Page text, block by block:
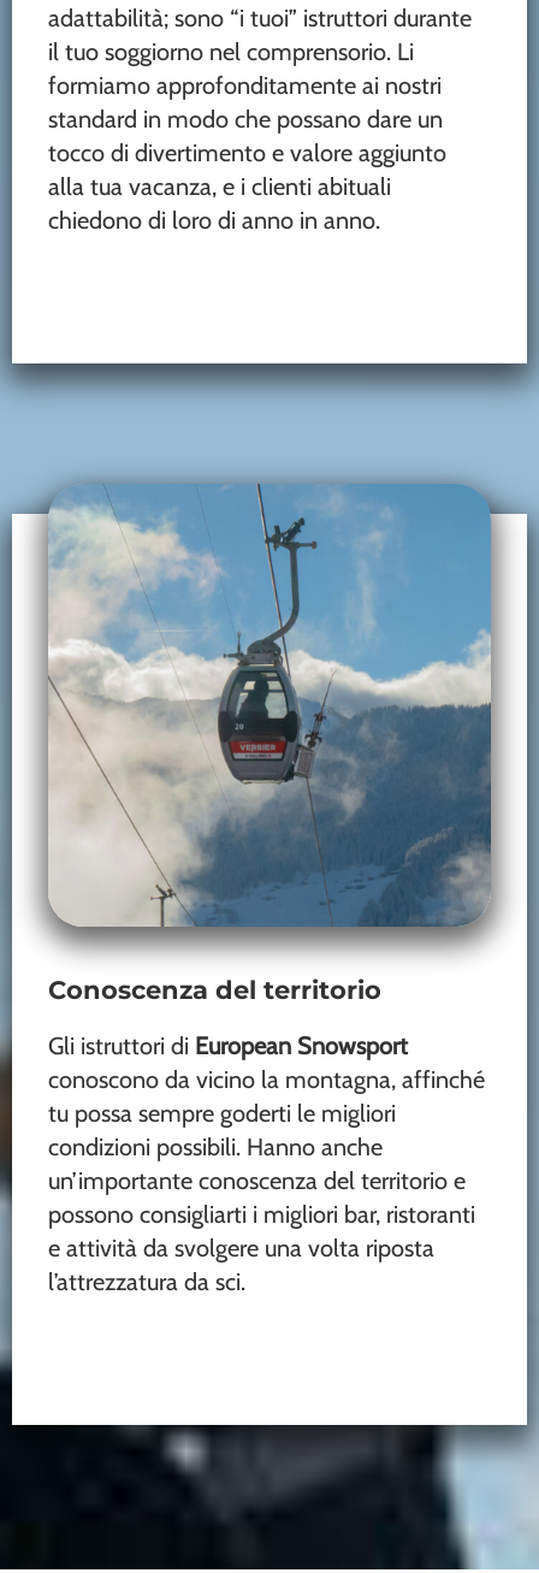
adattabilità; sono “i tuoi” istruttori durante
il tuo soggiorno nel comprensorio. Li
formiamo approfonditamente ai nostri
standard in modo che possano dare un
tocco di divertimento e valore aggiunto
alla tua vacanza, e i clienti abituali
chiedono di loro di anno in anno.
Conoscenza del territorio
Gli istruttori di European Snowsport
conoscono da vicino la montagna, affinché
tu possa sempre goderti le migliori
condizioni possibili. Hanno anche
un’importante conoscenza del territorio e
possono consigliarti i migliori bar, ristoranti
e attività da svolgere una volta riposta
l’attrezzatura da sci.